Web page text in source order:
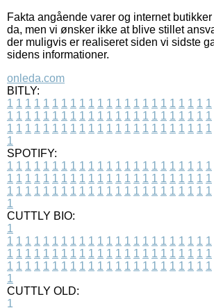
Fakta angående varer og internet
da, men vi ønsker ikke at blive stillet
der muligvis er realiseret siden vi sidste
sidens informationer.
onleda.com
BITLY:
1 1 1 1 1 1 1 1 1 1 1 1 1 1 1 1 1 1 1 1 1 1 1
1 1 1 1 1 1 1 1 1 1 1 1 1 1 1 1 1 1 1 1 1 1 1
1 1 1 1 1 1 1 1 1 1 1 1 1 1 1 1 1 1 1 1 1 1 1
1
SPOTIFY:
1 1 1 1 1 1 1 1 1 1 1 1 1 1 1 1 1 1 1 1 1 1 1
1 1 1 1 1 1 1 1 1 1 1 1 1 1 1 1 1 1 1 1 1 1 1
1 1 1 1 1 1 1 1 1 1 1 1 1 1 1 1 1 1 1 1 1 1 1
1
CUTTLY BIO:
1
1 1 1 1 1 1 1 1 1 1 1 1 1 1 1 1 1 1 1 1 1 1 1
1 1 1 1 1 1 1 1 1 1 1 1 1 1 1 1 1 1 1 1 1 1 1
1 1 1 1 1 1 1 1 1 1 1 1 1 1 1 1 1 1 1 1 1 1 1
1
CUTTLY OLD:
1